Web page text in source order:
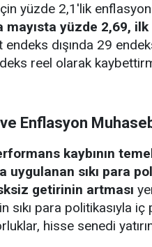
yüzde 2,1'lik
mayısta yüzde 2,69,
endeks dışında 29
reel olarak
ve Enflasyon
kaybının
uygulanan sıkı para
getirinin artması
sıkı para politikasıyla
hisse senedi